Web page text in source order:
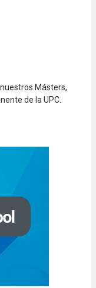
Másters,
de la UPC.